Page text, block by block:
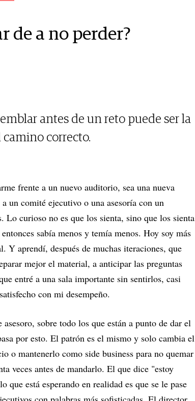
de a no perder?
antes de un reto puede ser la
camino correcto.
frente a un nuevo auditorio, sea una nueva
un comité ejecutivo o una asesoría con un
curioso no es que los sienta, sino que los sienta
sabía menos y temía menos. Hoy soy más
Y aprendí, después de muchas iteraciones, que
mejor el material, a anticipar las preguntas
entré a una sala importante sin sentirlos, casi
con mi desempeño.
sobre todo los que están a punto de dar el
por esto. El patrón es el mismo y solo cambia el
o mantenerlo como side business para no quemar
veces antes de mandarlo. El que dice "estoy
que está esperando en realidad es que se le pase